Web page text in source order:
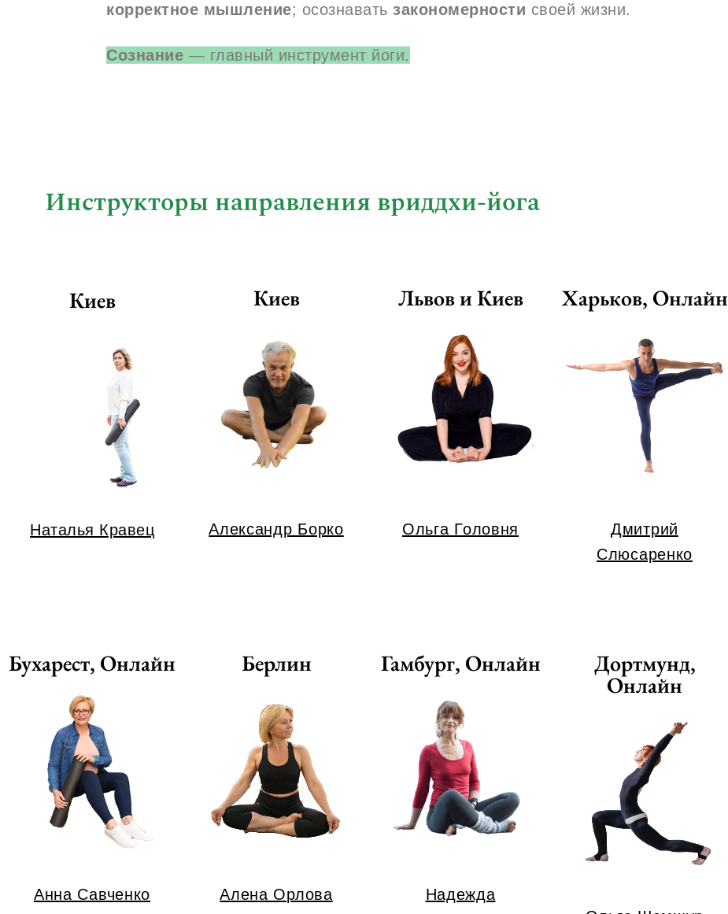
корректное мышление; осознаватьзакономерности своей жизни.
Сознание — главный инструмент йоги.
Инструкторы направления вриддхи-йога
Киев
Наталья Кравец
Киев
Александр Борко
Львов и Киев
Ольга Головня
Харьков, Онлайн
Дмитрий
Слюсаренко
Бухарест, Онлайн
Анна Савченко
Берлин
Алена Орлова
Гамбург, Онлайн
Надежда
Дортмунд,
Онлайн